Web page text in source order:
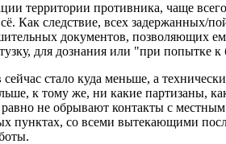
территории противника, чаще
Как следствие, всех задержанных/
документов, позволяющих
для дознания или "при попытке к
стало куда меньше, а
к тому же, ни какие партизаны,
не обрывают контакты с
пунктах, со всеми вытекающими